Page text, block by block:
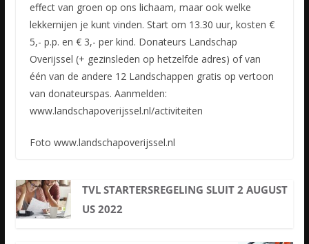
effect van groen op ons lichaam, maar ook welke
lekkernijen je kunt vinden. Start om 13.30 uur, kosten €
5,- p.p. en € 3,- per kind. Donateurs Landschap
Overijssel (+ gezinsleden op hetzelfde adres) of van
één van de andere 12 Landschappen gratis op vertoon
van donateurspas. Aanmelden:
www.landschapoverijssel.nl/activiteiten
Foto www.landschapoverijssel.nl
TVL STARTERSREGELING SLUIT 2 AUGUST
US 2022